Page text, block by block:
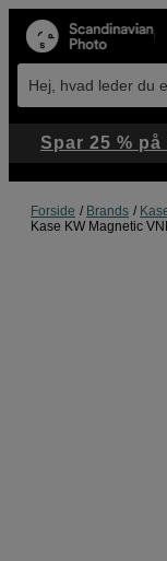
Hej, hvad leder du
Forside Brands
Kase KW Magnetic
Spar 25 %